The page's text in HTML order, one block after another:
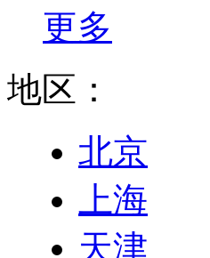
更多
地区：
北京
上海
天津